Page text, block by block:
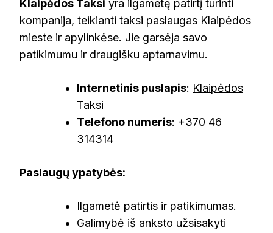
Klaipėdos Taksi yra ilgametę patirtį turinti
kompanija, teikianti taksi paslaugas Klaipėdos
mieste ir apylinkėse. Jie garsėja savo
patikimumu ir draugišku aptarnavimu.
Internetinis puslapis: Klaipėdos
Taksi
Telefono numeris: +370 46
314314
Paslaugų ypatybės:
Ilgametė patirtis ir patikimumas.
Galimybė iš anksto užsisakyti